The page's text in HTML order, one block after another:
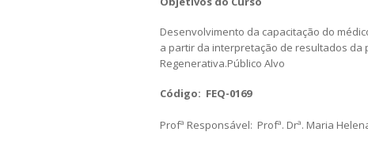
Desenvolvimento da capacitação do
a partir da interpretação de resultados da
Regenerativa.Público Alvo
Código: FEQ-0169
Profª Responsável: Profª. Drª. Maria